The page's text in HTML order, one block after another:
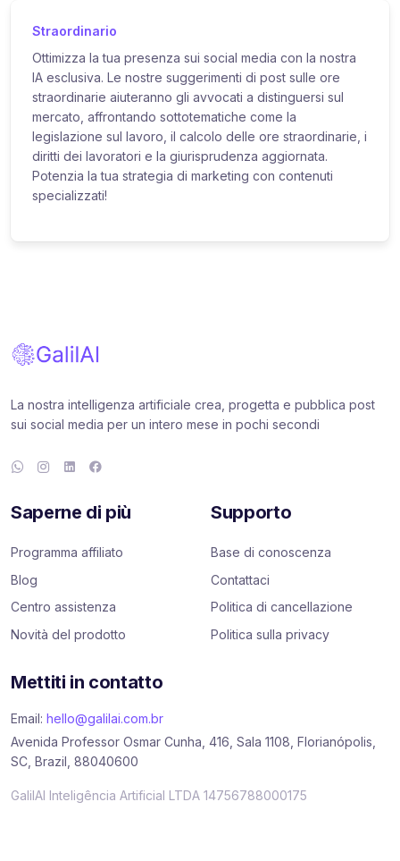
Straordinario
Ottimizza la tua presenza sui social media con la nostra
IA esclusiva. Le nostre suggerimenti di post sulle ore
straordinarie aiuteranno gli avvocati a distinguersi sul
mercato, affrontando sottotematiche come la
legislazione sul lavoro, il calcolo delle ore straordinarie, i
diritti dei lavoratori e la giurisprudenza aggiornata.
Potenzia la tua strategia di marketing con contenuti
specializzati!
La nostra intelligenza artificiale crea, progetta e pubblica post
sui social media per un intero mese in pochi secondi
Saperne di più
Programma affiliato
Blog
Centro assistenza
Novità del prodotto
Supporto
Base di conoscenza
Contattaci
Politica di cancellazione
Politica sulla privacy
Mettiti in contatto
Email: hello@galilai.com.br
Avenida Professor Osmar Cunha, 416, Sala 1108, Florianópolis,
SC, Brazil, 88040600
GalilAI Inteligência Artificial LTDA 14756788000175